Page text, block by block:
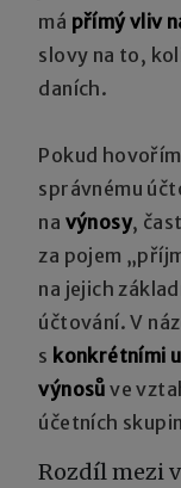
má přímý vliv
slovy na to,
daních.
Pokud
správnému
na výnosy,
za pojem
na jejich
účtování. V
s konkrétními
výnosů ve
účetních
Rozdíl mezi